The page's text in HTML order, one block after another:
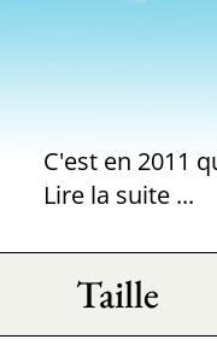
Lire la suite ...
Taille